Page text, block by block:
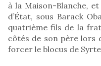
à la Maison-Blanche,
d’État, sous Barack
quatrième fils de la
côtés de son père lors
forcer le blocus de Syrte